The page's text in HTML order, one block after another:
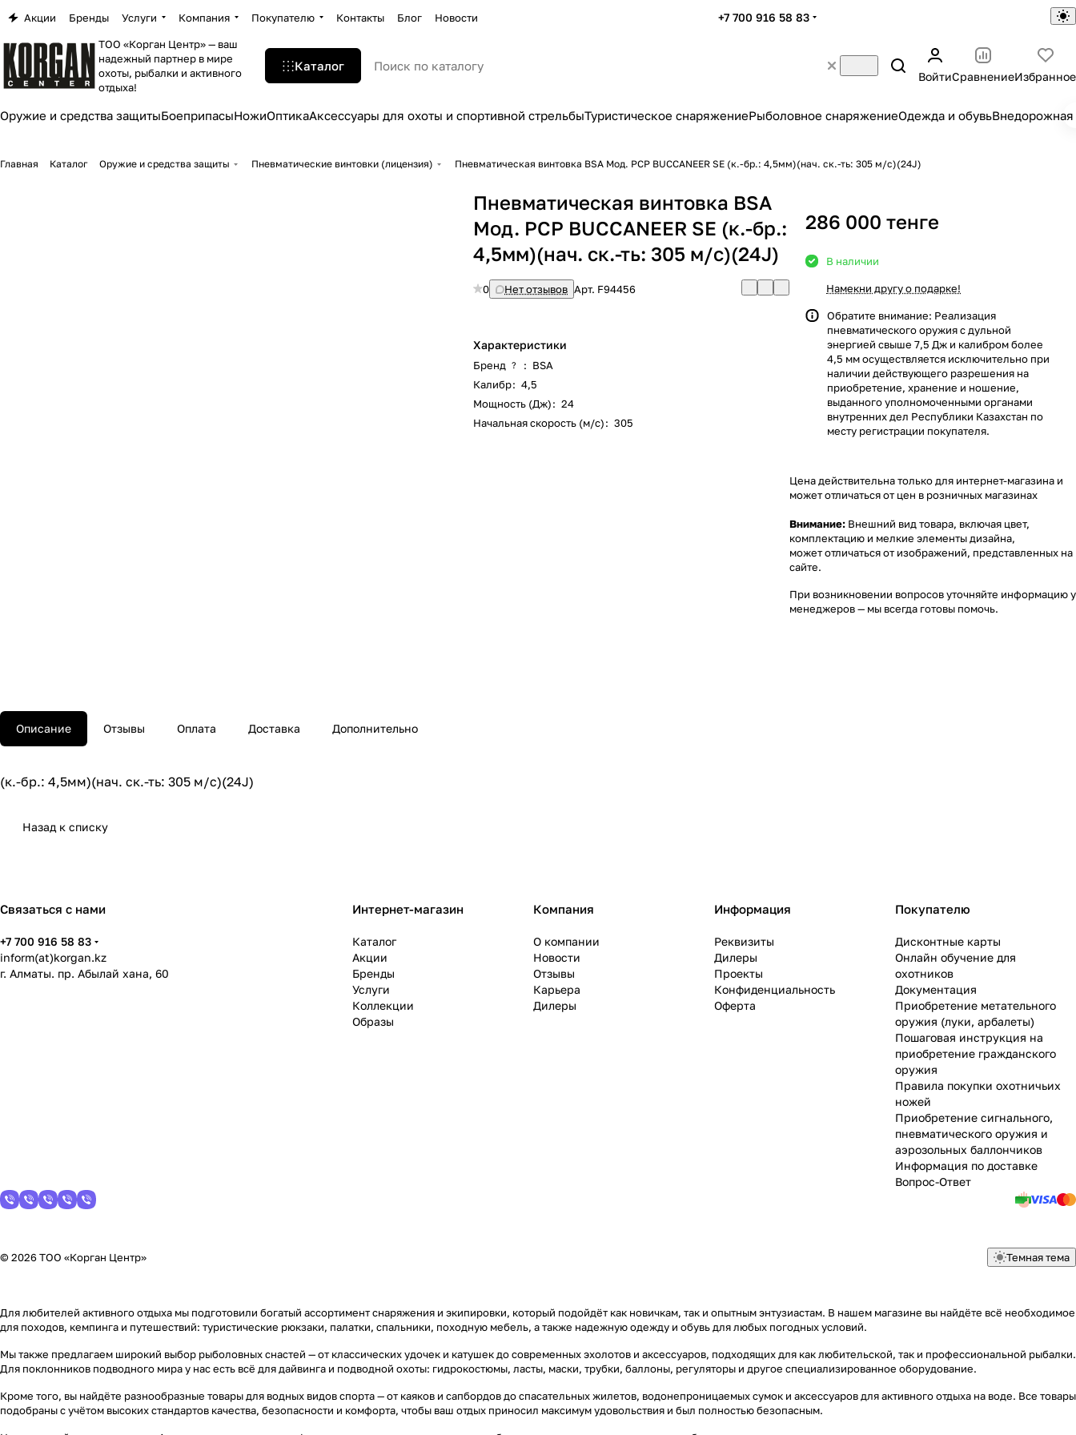
Акции Бренды Услуги Компания Покупателю Контакты Блог Новости +7 700 916 58 83
ТОО «Корган Центр» — ваш
надежный партнер в мире
охоты, рыбалки и активного
отдыха!
Каталог
ВойтиСравнениеИзбранное
Оружие и средства защитыБоеприпасыНожиОптикаАксессуары для охоты и спортивной стрельбыТуристическое снаряжениеРыболовное снаряжениеОдежда и обувьВнедорожная
Главная Каталог Оружие и средства защиты Пневматические винтовки (лицензия) Пневматическая винтовка BSA Мод. PСP BUCCANEER SE (к.-бр.: 4,5мм)(нач. ск.-ть: 305 м/c)(24J)
Пневматическая винтовка BSA
Мод. PСP BUCCANEER SE (к.-бр.:
4,5мм)(нач. ск.-ть: 305 м/c)(24J)
0 Нет отзывов Арт. F94456
Характеристики
Бренд ? : BSA
Калибр: 4,5
Мощность (Дж): 24
Начальная скорость (м/с): 305
286 000 тенге
В наличии
Намекни другу о подарке!
Обратите внимание: Реализация
пневматического оружия с дульной
энергией свыше 7,5 Дж и калибром более
4,5 мм осуществляется исключительно при
наличии действующего разрешения на
приобретение, хранение и ношение,
выданного уполномоченными органами
внутренних дел Республики Казахстан по
месту регистрации покупателя.
Цена действительна только для интернет-магазина и
может отличаться от цен в розничных магазинах
Внимание: Внешний вид товара, включая цвет,
комплектацию и мелкие элементы дизайна,
может отличаться от изображений, представленных на
сайте.
При возникновении вопросов уточняйте информацию у
менеджеров— мы всегда готовы помочь.
Описание Отзывы Оплата Доставка Дополнительно
(к.-бр.: 4,5мм)(нач. ск.-ть: 305 м/c)(24J)
Назад к списку
Связаться с нами
+7 700 916 58 83
inform(at)korgan.kz
г. Алматы. пр. Абылай хана, 60
Интернет-магазин
Каталог
Акции
Бренды
Услуги
Коллекции
Образы
Компания
О компании
Новости
Отзывы
Карьера
Дилеры
Информация
Реквизиты
Дилеры
Проекты
Конфиденциальность
Оферта
Покупателю
Дисконтные карты
Онлайн обучение для
охотников
Документация
Приобретение метательного
оружия (луки, арбалеты)
Пошаговая инструкция на
приобретение гражданского
оружия
Правила покупки охотничьих
ножей
Приобретение сигнального,
пневматического оружия и
аэрозольных баллончиков
Информация по доставке
Вопрос-Ответ
© 2026 ТОО «Корган Центр» Темная тема
Для любителей активного отдыха мы подготовили богатый ассортимент снаряжения и экипировки, который подойдёт как новичкам, так и опытным энтузиастам. В нашем магазине вы найдёте всё необходимое
для походов, кемпинга и путешествий: туристические рюкзаки, палатки, спальники, походную мебель, а также надежную одежду и обувь для любых погодных условий.
Мы также предлагаем широкий выбор рыболовных снастей — от классических удочек и катушек до современных эхолотов и аксессуаров, подходящих для как любительской, так и профессиональной рыбалки.
Для поклонников подводного мира у нас есть всё для дайвинга и подводной охоты: гидрокостюмы, ласты, маски, трубки, баллоны, регуляторы и другое специализированное оборудование.
Кроме того, вы найдёте разнообразные товары для водных видов спорта — от каяков и сапбордов до спасательных жилетов, водонепроницаемых сумок и аксессуаров для активного отдыха на воде. Все товары
подобраны с учётом высоких стандартов качества, безопасности и комфорта, чтобы ваш отдых приносил максимум удовольствия и был полностью безопасным.